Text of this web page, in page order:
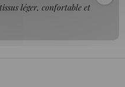
léger, confortable et